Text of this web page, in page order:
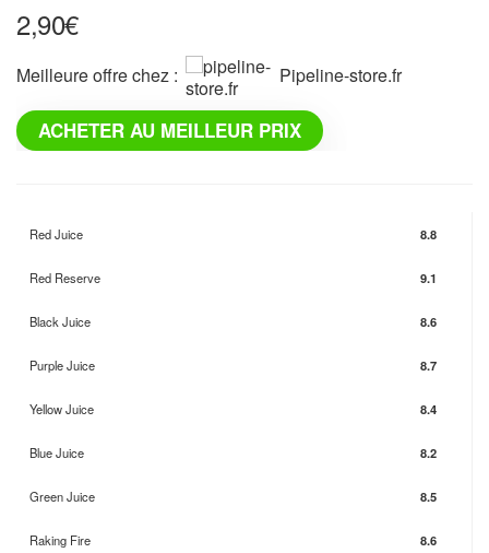
2,90€
Meilleure offre chez : pipeline-store.fr
ACHETER AU MEILLEUR PRIX
Red Juice 8.8
Red Reserve 9.1
Black Juice 8.6
Purple Juice 8.7
Yellow Juice 8.4
Blue Juice 8.2
Green Juice 8.5
Raking Fire 8.6